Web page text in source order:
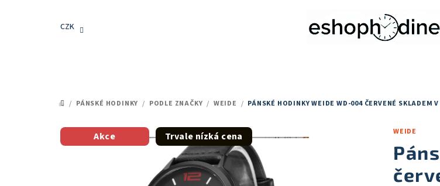
CZK
DOMŮ
/ PÁNSKÉ HODINKY / PODLE ZNAČKY / WEIDE / PÁNSKÉ HODINKY WEIDE WD-004 ČERVENÉ SKLADEM V
WEIDE
Akce Trvale nízká cena